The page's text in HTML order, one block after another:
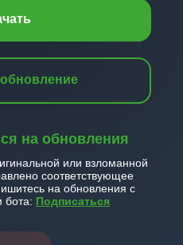
на обновления
или взломанной
соответствующее
на обновления с
бота: Подписаться